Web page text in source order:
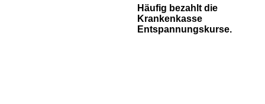
Häufig bezahlt die
Krankenkasse
Entspannungskurse.